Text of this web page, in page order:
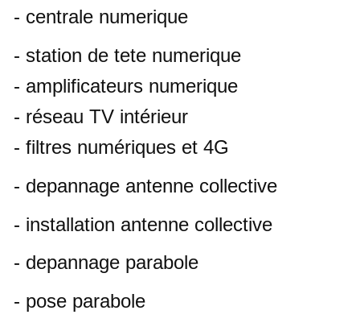
- centrale numerique
- station de tete numerique
- amplificateurs numerique
- réseau TV intérieur
- filtres numériques et 4G
- depannage antenne collective
- installation antenne collective
- depannage parabole
- pose parabole